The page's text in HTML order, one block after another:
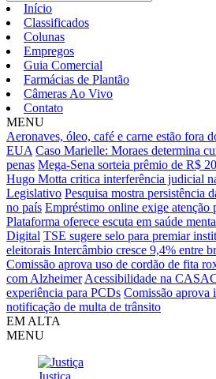
Início
Classificados
Colunas
Empregos
Guia Comercial
Farmácias de Plantão
Câmeras Ao Vivo
Contato
MENU
Aeronaves, óleo, café e carne estão fora
EUA Caso Marielle: Moraes determina
penas Mega-Sena sorteia prêmio de R$
Hugo Motta critica interferência judicial
Legislativo Pesquisa mostra persistência
no país Empréstimo online exige atenção
Plataforma oferece escuta em saúde
Digital TSE sugere selo para premiar
eleitorais Intercâmbio cresce 9,4% entre
Comissão aprova uso de cordão de fita
com Alzheimer Acessibilidade na
experiência para PCDs Comissão aprova
notificação de multa de trânsito
EM ALTA
MENU
Justiça